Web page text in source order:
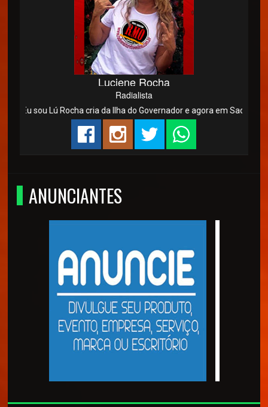
Luciene Rocha
Radialista
Eu sou Lú Rocha cria da Ilha do Governador e agora em
ANUNCIANTES